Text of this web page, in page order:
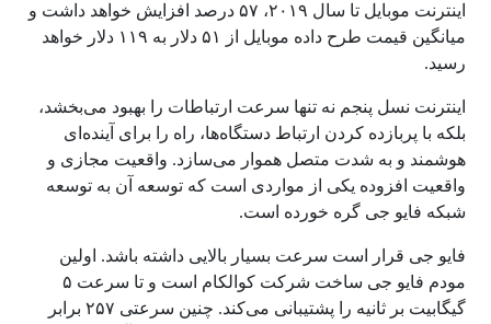
اینترنت موبایل تا سال ۲۰۱۹، ۵۷ درصد افزایش خواهد داشت و
میانگین قیمت طرح داده موبایل از ۵۱ دلار به ۱۱۹ دلار خواهد
رسید.
اینترنت نسل پنجم نه ‌تنها سرعت ارتباطات را بهبود می‌بخشد،
بلکه با پربازده کردن ارتباط دستگاه‌ها، راه را برای آینده‌ای
هوشمند و به‌ شدت متصل هموار می‌سازد. واقعیت مجازی و
واقعیت افزوده یکی از مواردی است که توسعه آن به توسعه
شبکه فایو جی گره خورده است.
فایو جی قرار است سرعت بسیار بالایی داشته باشد. اولین
مودم فایو جی ساخت شرکت کوالکام است و تا سرعت ۵
گیگابیت بر ثانیه را پشتیبانی می‌کند. چنین سرعتی ۲۵۷ برابر